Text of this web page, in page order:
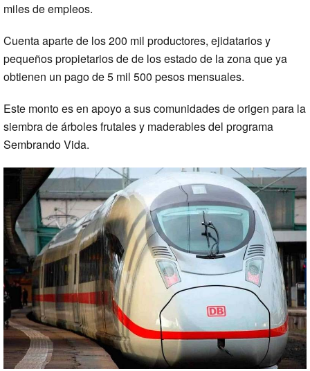
miles de empleos.
Cuenta aparte de los 200 mil productores, ejidatarios y
pequeños propietarios de de los estado de la zona que ya
obtienen un pago de 5 mil 500 pesos mensuales.
Este monto es en apoyo a sus comunidades de origen para la
siembra de árboles frutales y maderables del programa
Sembrando Vida.